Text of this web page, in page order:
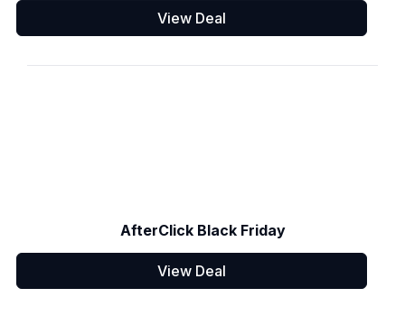
View Deal
AfterClick Black Friday
View Deal